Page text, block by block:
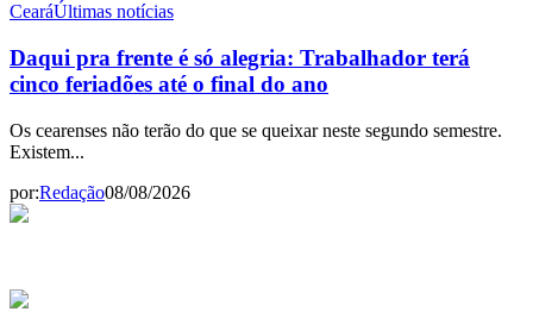
CearáÚltimas notícias
Daqui pra frente é só alegria: Trabalhador terá
cinco feriadões até o final do ano
Os cearenses não terão do que se queixar neste segundo semestre.
Existem...
por:Redação08/08/2026